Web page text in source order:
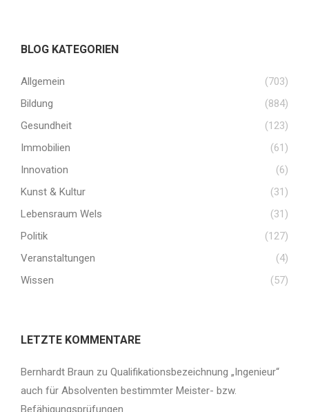
BLOG KATEGORIEN
Allgemein
(703)
Bildung
(884)
Gesundheit
(123)
Immobilien
(61)
Innovation
(6)
Kunst & Kultur
(31)
Lebensraum Wels
(31)
Politik
(127)
Veranstaltungen
(4)
Wissen
(57)
LETZTE KOMMENTARE
Bernhardt Braun zu Qualifikationsbezeichnung „Ingenieur“
auch für Absolventen bestimmter Meister- bzw.
Befähigungsprüfungen